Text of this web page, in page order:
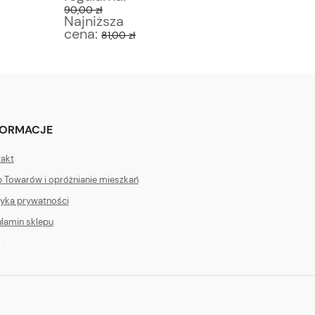
90,00 zł
Najniższa
cena: 81,00 zł
Towarów i opróżnianie mieszkań
prywatności
sklepu